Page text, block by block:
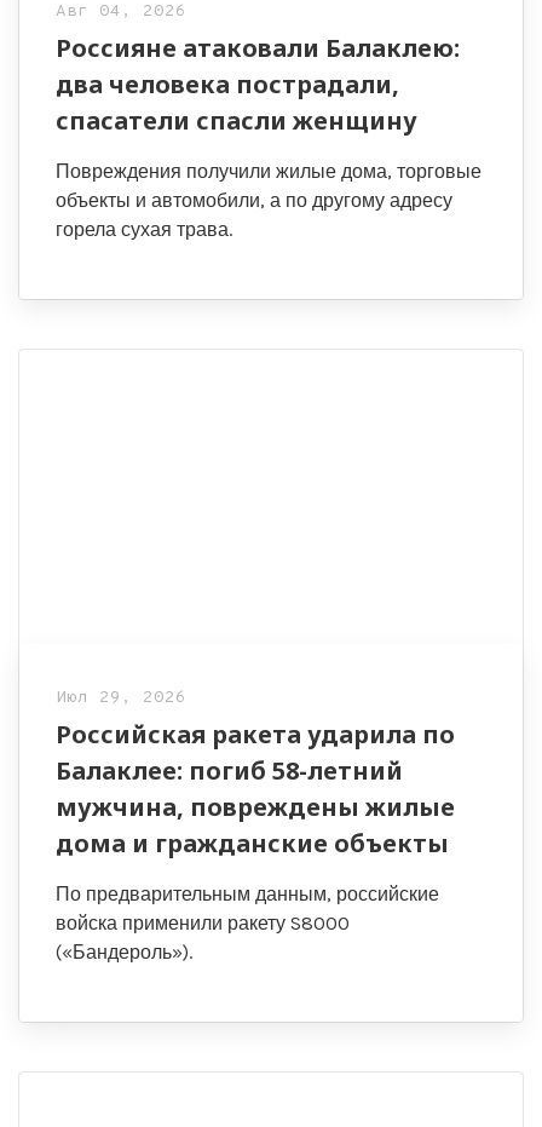
Авг 04, 2026
Россияне атаковали Балаклею:
два человека пострадали,
спасатели спасли женщину
Повреждения получили жилые дома, торговые
объекты и автомобили, а по другому адресу
горела сухая трава.
Июл 29, 2026
Российская ракета ударила по
Балаклее: погиб 58-летний
мужчина, повреждены жилые
дома и гражданские объекты
По предварительным данным, российские
войска применили ракету S8000
(«Бандероль»).